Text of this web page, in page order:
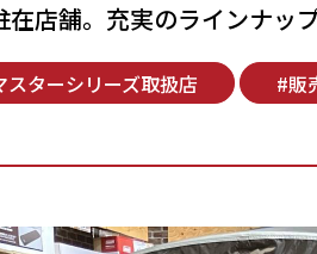
店舗。充実のラインナッ
スターシリーズ取扱店 #販